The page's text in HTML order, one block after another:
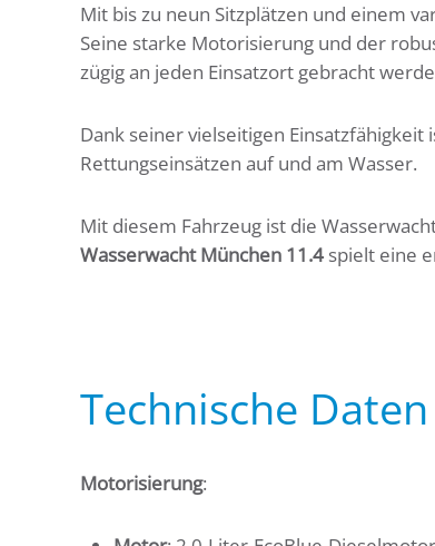
Mit bis zu neun Sitzplätzen und einem
Seine starke Motorisierung und der
zügig an jeden Einsatzort gebracht
Dank seiner vielseitigen
Rettungseinsätzen auf und am Wasser.
Mit diesem Fahrzeug ist die
Wasserwacht München 11.4 spielt eine
Technische Daten
Motorisierung: